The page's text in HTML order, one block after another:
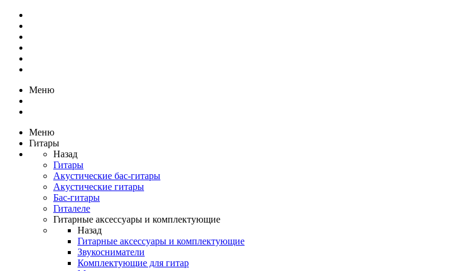
Меню
Меню
Гитары
Назад
Гитары
Акустические бас-гитары
Акустические гитары
Бас-гитары
Гиталеле
Гитарные аксессуары и комплектующие
Назад
Гитарные аксессуары и комплектующие
Звукосниматели
Комплектующие для гитар